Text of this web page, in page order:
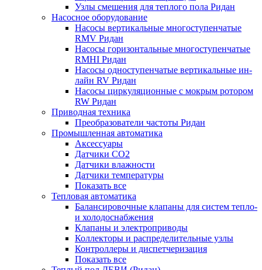
Узлы смешения для теплого пола Ридан
Насосное оборудование
Насосы вертикальные многоступенчатые
RMV Ридан
Насосы горизонтальные многоступенчатые
RMHI Ридан
Насосы одноступенчатые вертикальные ин-
лайн RV Ридан
Насосы циркуляционные с мокрым ротором
RW Ридан
Приводная техника
Преобразователи частоты Ридан
Промышленная автоматика
Аксессуары
Датчики CO2
Датчики влажности
Датчики температуры
Показать все
Тепловая автоматика
Балансировочные клапаны для систем тепло-
и холодоснабжения
Клапаны и электроприводы
Коллекторы и распределительные узлы
Контроллеры и диспетчеризация
Показать все